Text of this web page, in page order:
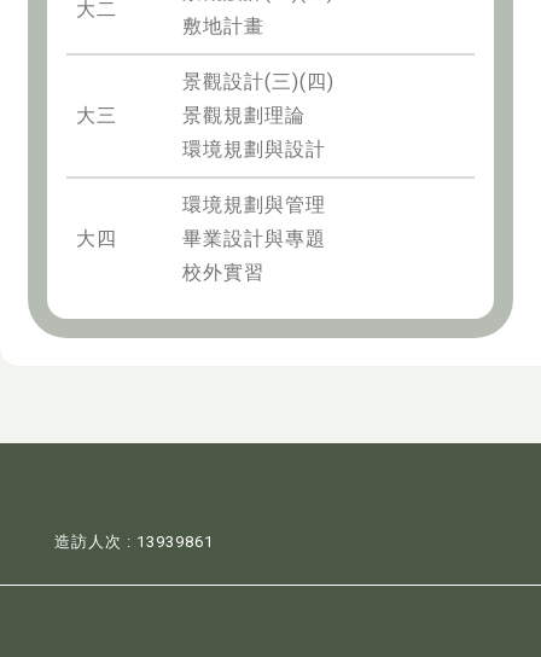
大二
敷地計畫
大三
景觀設計(三)(四)
景觀規劃理論
環境規劃與設計
大四
環境規劃與管理
畢業設計與專題
校外實習
造訪人次 : 13939861